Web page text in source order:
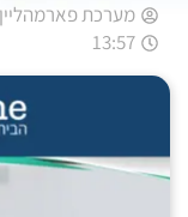
מערכת פארמהליין
13:57